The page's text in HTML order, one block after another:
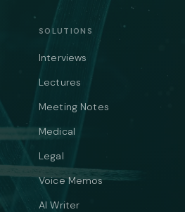
SOLUTIONS
Interviews
Lectures
Meeting Notes
Medical
Legal
Voice Memos
AI Writer